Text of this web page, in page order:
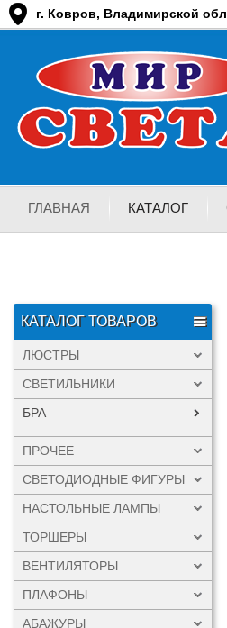
г. Ковров, Владимирской
ГЛАВНАЯ КАТАЛОГ
КАТАЛОГ ТОВАРОВ
ЛЮСТРЫ
СВЕТИЛЬНИКИ
БРА
ПРОЧЕЕ
СВЕТОДИОДНЫЕ ФИГУРЫ
НАСТОЛЬНЫЕ ЛАМПЫ
ТОРШЕРЫ
ВЕНТИЛЯТОРЫ
ПЛАФОНЫ
АБАЖУРЫ